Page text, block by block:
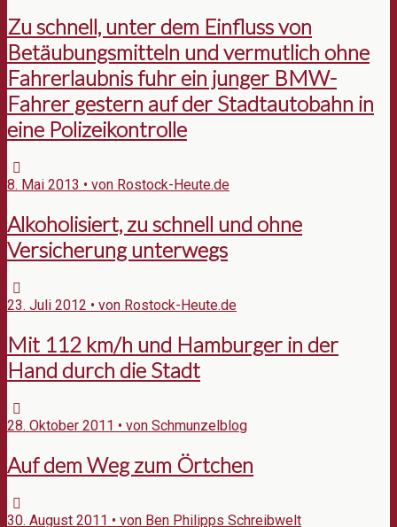
Zu schnell, unter dem Einfluss von
Betäubungsmitteln und vermutlich ohne
Fahrerlaubnis fuhr ein junger BMW-
Fahrer gestern auf der Stadtautobahn in
eine Polizeikontrolle
8. Mai 2013 • von Rostock-Heute.de
Alkoholisiert, zu schnell und ohne
Versicherung unterwegs
23. Juli 2012 • von Rostock-Heute.de
Mit 112 km/h und Hamburger in der
Hand durch die Stadt
28. Oktober 2011 • von Schmunzelblog
Auf dem Weg zum Örtchen
30. August 2011 • von Ben Philipps Schreibwelt